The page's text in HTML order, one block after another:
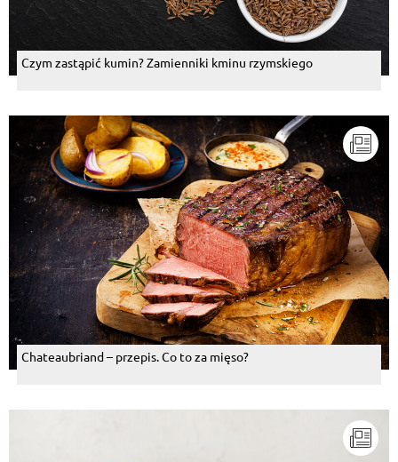
Czym zastąpić kumin? Zamienniki kminu rzymskiego
Chateaubriand – przepis. Co to za mięso?